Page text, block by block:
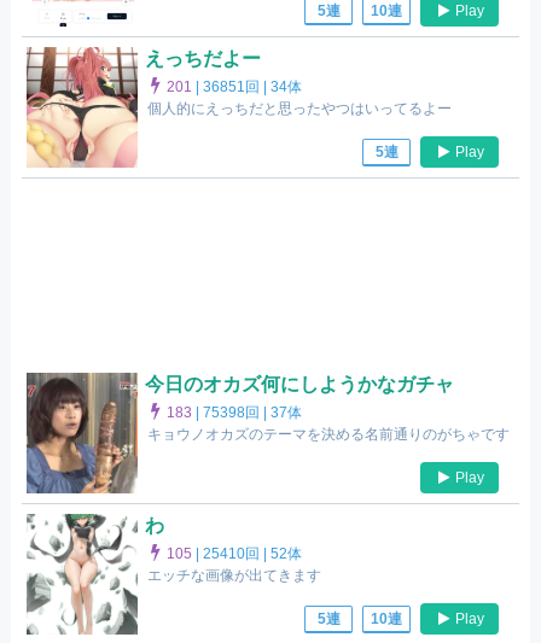
5連
10連 Play
えっちだよー
201 |36851回 |34体
個人的にえっちだと思ったやつはいってるよー
5連 Play
今日のオカズ何にしようかなガチャ
183 |75398回 |37体
キョウノオカズのテーマを決める名前通りのがちゃです
Play
わ
105 |25410回 |52体
エッチな画像が出てきます
5連 10連 Play